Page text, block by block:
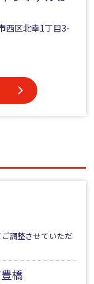
西区北幸1丁目3-
調整させていただ
橋